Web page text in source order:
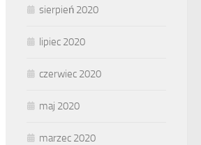
sierpień 2020
lipiec 2020
czerwiec 2020
maj 2020
marzec 2020